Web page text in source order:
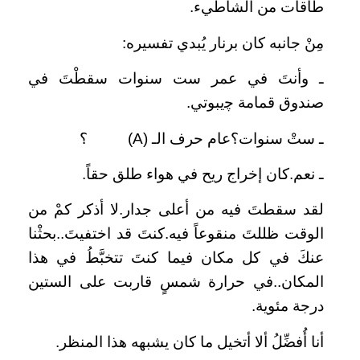
طاقات من الشاطيء.
مِنْ جانبه كان برنار يُبدي تفسيره:
ـ وأنتَ في عمر ست سنوات سقطْتَ في
صندوق قمامة ﭼيبوتي.
ـ ستْ سنوات؟عام حرف الـ ((A ؟
ـ نعم.كان إخراج ريح في هواء طلق حقاً.
لقد سقطتَ فيه من أعلى جدار.لا أذكر كمْ من
الوقت ظللتَ منقوعاً فيه.كنتَ قد اختفيتَ..بحثْنا
عنكَ في كل مكان فيما كنتَ تتخبَّطُ في هذا
المكان..في حرارة شمسٍ قاربت على الستين
درجة مئوية.
أنا أُفضِّلُ ألا أتخيل ما كان يشبهه هذا المنظر.